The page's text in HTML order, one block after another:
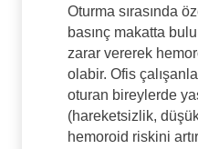
Oturma sırasında
basınç makatta
zarar vererek
olabir. Ofis
oturan bireylerde
(hareketsizlik,
hemoroid riskini